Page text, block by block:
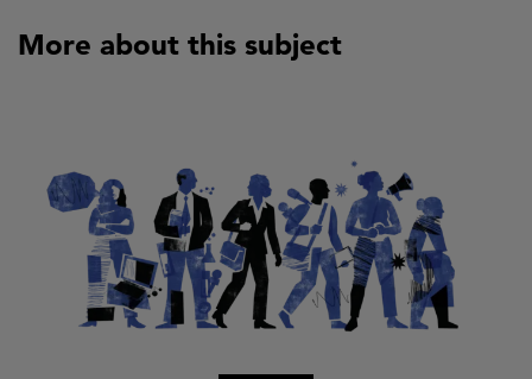
More about this subject